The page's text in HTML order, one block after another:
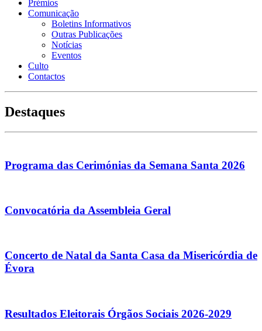
Prémios
Comunicação
Boletins Informativos
Outras Publicações
Notícias
Eventos
Culto
Contactos
Destaques
Programa das Cerimónias da Semana Santa 2026
Convocatória da Assembleia Geral
Concerto de Natal da Santa Casa da Misericórdia de
Évora
Resultados Eleitorais Órgãos Sociais 2026-2029